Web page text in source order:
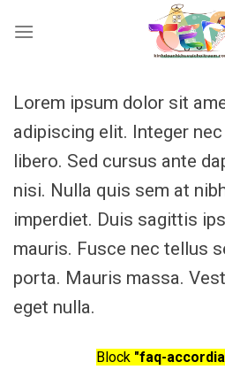
đến
Lorem ipsum dolor sit
adipiscing elit. Integer
libero. Sed cursus ante
nisi. Nulla quis sem at
imperdiet. Duis sagittis
mauris. Fusce nec tellus
porta. Mauris massa.
eget nulla.
Block "faq-